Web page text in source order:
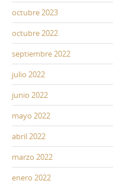
octubre 2023
octubre 2022
septiembre 2022
julio 2022
junio 2022
mayo 2022
abril 2022
marzo 2022
enero 2022